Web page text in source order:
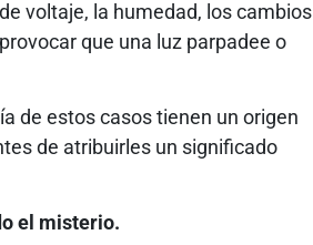
voltaje, la humedad, los cambios
que una luz parpadee o
de estos casos tienen un origen
de atribuirles un significado
el misterio.